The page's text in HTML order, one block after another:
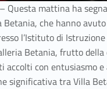
– Questa mattina ha
che hanno
l’Istituto di Istruzione
Betania, frutto
accolti con entusiasmo
significativa tra Villa